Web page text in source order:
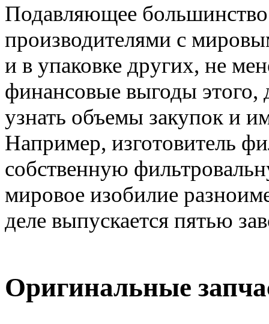
Подавляющее
производителями с
и в упаковке других, не
финансовые выгоды
узнать объемы закупок и
Например, изготовитель
собственную
мировое изобилие
деле выпускается пятью
Оригинальные